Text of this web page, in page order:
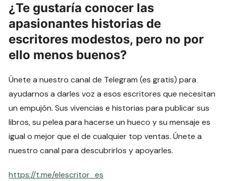
¿Te gustaría conocer las
apasionantes historias de
escritores modestos, pero no por
ello menos buenos?
Únete a nuestro canal de Telegram (es gratis) para
ayudarnos a darles voz a esos escritores que necesitan
un empujón. Sus vivencias e historias para publicar sus
libros, su pelea para hacerse un hueco y su mensaje es
igual o mejor que el de cualquier top ventas. Únete a
nuestro canal para descubrirlos y apoyarles.
https://t.me/elescritor_es